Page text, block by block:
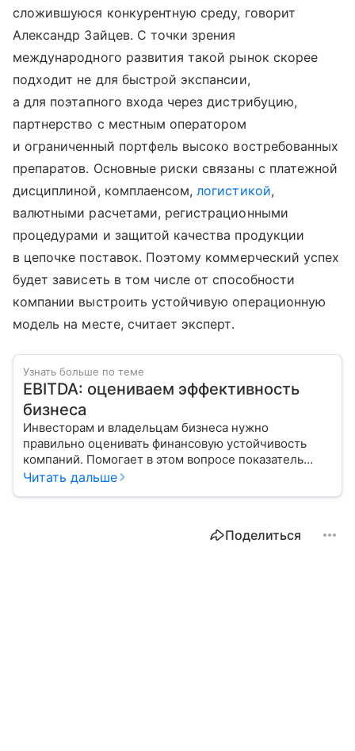
сложившуюся конкурентную среду, говорит
Александр Зайцев. С точки зрения
международного развития такой рынок скорее
подходит не для быстрой экспансии,
а для поэтапного входа через дистрибуцию,
партнерство с местным оператором
и ограниченный портфель высоко востребованных
препаратов. Основные риски связаны с платежной
дисциплиной, комплаенсом,логистикой,
валютными расчетами, регистрационными
процедурами и защитой качества продукции
в цепочке поставок. Поэтому коммерческий успех
будет зависеть в том числе от способности
компании выстроить устойчивую операционную
модель на месте, считает эксперт.
Узнать больше по теме
EBITDA: оцениваем эффективность
бизнеса
Инвесторам и владельцам бизнеса нужно
правильно оценивать финансовую устойчивость
компаний. Помогает в этом вопросе показатель
EBITDA. В статье вместе с экспертом разбираемся,
Читать дальше
Поделиться